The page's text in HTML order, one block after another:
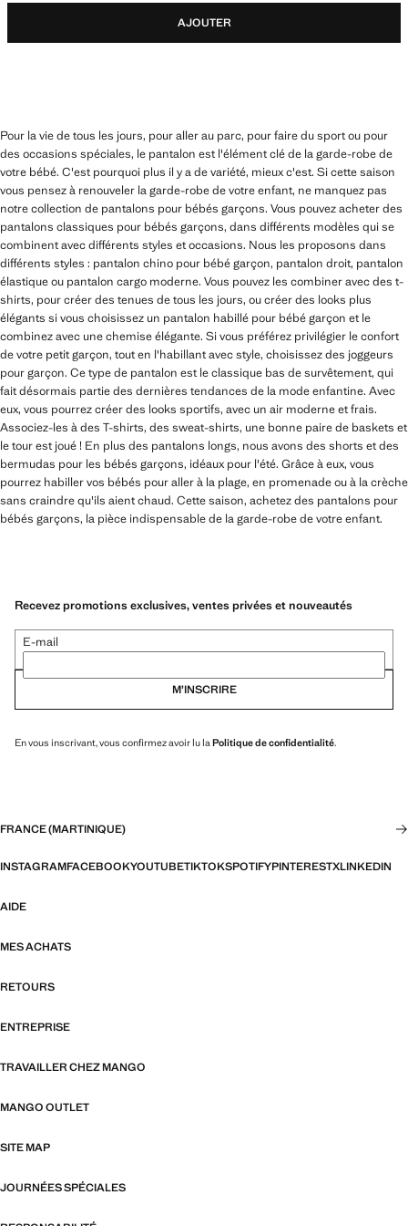
AJOUTER
Pour la vie de tous les jours, pour aller au parc, pour faire du sport ou pour
des occasions spéciales, le pantalon est l'élément clé de la garde-robe de
votre bébé. C'est pourquoi plus il y a de variété, mieux c'est. Si cette saison
vous pensez à renouveler la garde-robe de votre enfant, ne manquez pas
notre collection de pantalons pour bébés garçons. Vous pouvez acheter des
pantalons classiques pour bébés garçons, dans différents modèles qui se
combinent avec différents styles et occasions. Nous les proposons dans
différents styles : pantalon chino pour bébé garçon, pantalon droit, pantalon
élastique ou pantalon cargo moderne. Vous pouvez les combiner avec des t-
shirts, pour créer des tenues de tous les jours, ou créer des looks plus
élégants si vous choisissez un pantalon habillé pour bébé garçon et le
combinez avec une chemise élégante. Si vous préférez privilégier le confort
de votre petit garçon, tout en l'habillant avec style, choisissez des joggeurs
pour garçon. Ce type de pantalon est le classique bas de survêtement, qui
fait désormais partie des dernières tendances de la mode enfantine. Avec
eux, vous pourrez créer des looks sportifs, avec un air moderne et frais.
Associez-les à des T-shirts, des sweat-shirts, une bonne paire de baskets et
le tour est joué ! En plus des pantalons longs, nous avons des shorts et des
bermudas pour les bébés garçons, idéaux pour l'été. Grâce à eux, vous
pourrez habiller vos bébés pour aller à la plage, en promenade ou à la crèche
sans craindre qu'ils aient chaud. Cette saison, achetez des pantalons pour
bébés garçons, la pièce indispensable de la garde-robe de votre enfant.
Recevez promotions exclusives, ventes privées et nouveautés
E-mail
M’INSCRIRE
En vous inscrivant, vous confirmez avoir lu la Politique de confidentialité.
FRANCE (MARTINIQUE)
INSTAGRAMFACEBOOKYOUTUBETIKTOKSPOTIFYPINTERESTXLINKEDIN
AIDE
MES ACHATS
RETOURS
ENTREPRISE
TRAVAILLER CHEZ MANGO
MANGO OUTLET
SITE MAP
JOURNÉES SPÉCIALES